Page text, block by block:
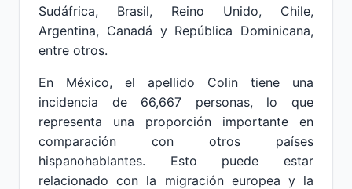
Sudáfrica, Brasil, Reino Unido, Chile,
Argentina, Canadá y República Dominicana,
entre otros.
En México, el apellido Colin tiene una
incidencia de 66,667 personas, lo que
representa una proporción importante en
comparación con otros países
hispanohablantes. Esto puede estar
relacionado con la migración europea y la